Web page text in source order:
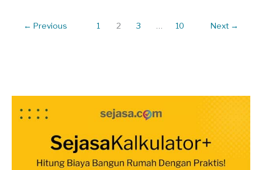
Freon
← Previous 1 2 3 … 10 Next →